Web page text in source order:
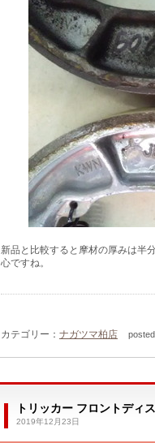
新品と比較すると摩材の厚みは半
心ですね。
カテゴリー： ナガツマ柏店
トリッカー フロントディ
2019年12月23日